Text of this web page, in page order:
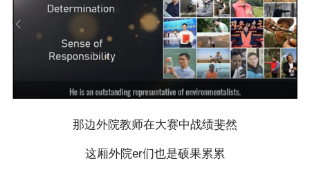
那边外院教师在大赛中战绩斐然
这厢外院er们也是硕果累累